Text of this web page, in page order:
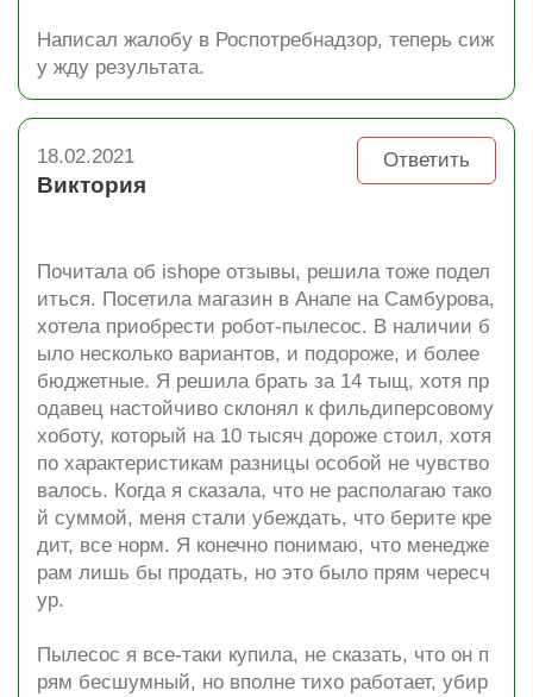
Написал жалобу в Роспотребнадзор, теперь сиж
у жду результата.
Ответить
18.02.2021
Виктория
Почитала об ishope отзывы, решила тоже подел
иться. Посетила магазин в Анапе на Самбурова,
хотела приобрести робот-пылесос. В наличии б
ыло несколько вариантов, и подороже, и более
бюджетные. Я решила брать за 14 тыщ, хотя пр
одавец настойчиво склонял к фильдиперсовому
хоботу, который на 10 тысяч дороже стоил, хотя
по характеристикам разницы особой не чувство
валось. Когда я сказала, что не располагаю тако
й суммой, меня стали убеждать, что берите кре
дит, все норм. Я конечно понимаю, что менедже
рам лишь бы продать, но это было прям чересч
ур.
Пылесос я все-таки купила, не сказать, что он п
рям бесшумный, но вполне тихо работает, убир